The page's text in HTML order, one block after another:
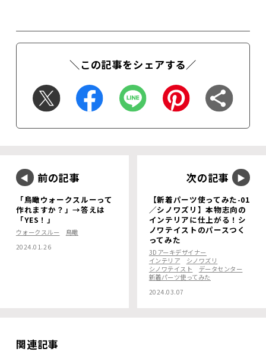
＼この記事をシェアする／
前の記事
「鳥瞰ウォークスルーって
作れますか？」→答えは
「YES！」
ウォークスルー
鳥瞰
2024.01.26
次の記事
【新着パーツ使ってみた-01
／シノワズリ】本物志向の
インテリアに仕上がる！シ
ノワテイストのパースつく
ってみた
3Dアーキデザイナー
インテリア
シノワズリ
シノワテイスト
データセンター
新着パーツ使ってみた
2024.03.07
関連記事